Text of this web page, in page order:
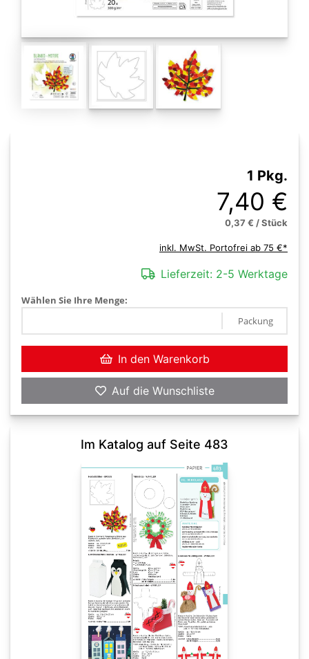
1 Pkg.
7,40 €
0,37 € / Stück
inkl. MwSt. Portofrei ab 75 €*
Lieferzeit: 2-5 Werktage
Wählen Sie Ihre Menge:
Packung
In den Warenkorb
Auf die Wunschliste
Im Katalog auf Seite 483